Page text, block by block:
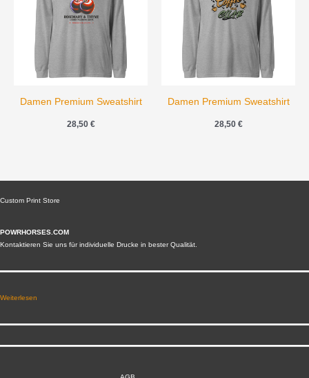
Damen Premium Sweatshirt
28,50 €
Damen Premium Sweatshirt
28,50 €
Custom Print Store
POWRHORSES.COM
Kontaktieren Sie uns für individuelle Drucke in bester Qualität.
Weiterlesen